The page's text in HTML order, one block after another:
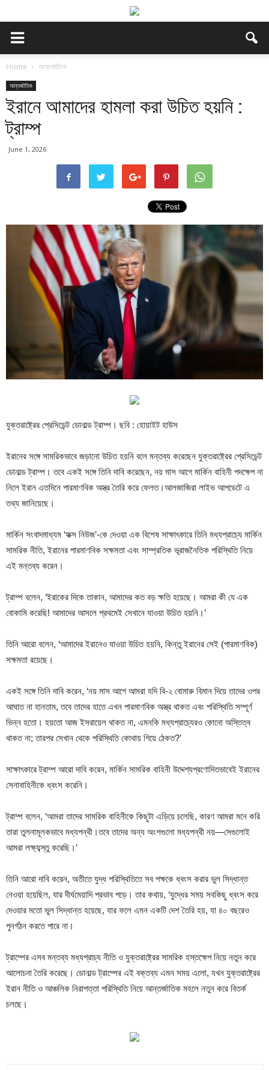
Home আন্তর্জাতিক
আন্তর্জাতিক
ইরানে আমাদের হামলা করা উচিত হয়নি :
ট্রাম্প
June 1, 2026
যুক্তরাষ্ট্রের প্রেসিডেন্ট ডোনাল্ড ট্রাম্প। ছবি : হোয়াইট হাউস
ইরানের সঙ্গে সামরিকভাবে জড়ানো উচিত হয়নি বলে মন্তব্য করেছেন যুক্তরাষ্ট্রের প্রেসিডেন্ট
ডোনাল্ড ট্রাম্প। তবে একই সঙ্গে তিনি দাবি করেছেন, নয় মাস আগে মার্কিন বাহিনী পদক্ষেপ না
নিলে ইরান এতদিনে পারমাণবিক অস্ত্র তৈরি করে ফেলত।আলজাজিরা লাইভ আপডেটে এ
তথ্য জানিয়েছে।
মার্কিন সংবাদমাধ্যম ‘ফক্স নিউজ’-কে দেওয়া এক বিশেষ সাক্ষাৎকারে তিনি মধ্যপ্রাচ্যে মার্কিন
সামরিক নীতি, ইরানের পারমাণবিক সক্ষমতা এবং সাম্প্রতিক ভূরাজনৈতিক পরিস্থিতি নিয়ে
এই মন্তব্য করেন।
ট্রাম্প বলেন, ‘ইরাকের দিকে তাকান, আমাদের কত বড় ক্ষতি হয়েছে। আমরা কী যে এক
বোকামি করেছি! আমাদের আসলে প্রথমেই সেখানে যাওয়া উচিত হয়নি।’
তিনি আরো বলেন, ‘আমাদের ইরানেও যাওয়া উচিত হয়নি, কিন্তু ইরানের সেই (পারমাণবিক)
সক্ষমতা রয়েছে।
একই সঙ্গে তিনি দাবি করেন, ‘নয় মাস আগে আমরা যদি বি-২ বোমারু বিমান দিয়ে তাদের ওপর
আঘাত না হানতাম, তবে তাদের হাতে এখন পারমাণবিক অস্ত্র থাকত এবং পরিস্থিতি সম্পূর্ণ
ভিন্ন হতো। হয়তো আজ ইসরায়েল থাকত না, এমনকি মধ্যপ্রাচ্যেরও কোনো অস্তিত্ব
থাকত না; তারপর সেখান থেকে পরিস্থিতি কোথায় গিয়ে ঠেকত?’
সাক্ষাৎকারে ট্রাম্প আরো দাবি করেন, মার্কিন সামরিক বাহিনী উদ্দেশ্যপ্রণোদিতভাবেই ইরানের
সেনাবাহিনীকে ধ্বংস করেনি।
ট্রাম্প বলেন, ‘আমরা তাদের সামরিক বাহিনীকে কিছুটা এড়িয়ে চলেছি, কারণ আমরা মনে করি
তারা তুলনামূলকভাবে মধ্যপন্থী।তবে তাদের অন্য অংশগুলো মধ্যপন্থী নয়—সেগুলোই
আমরা লক্ষ্যব্স্তু করেছি।’
তিনি আরো দাবি করেন, অতীতে যুদ্ধ পরিস্থিতিতে সব পক্ষকে ধ্বংস করার ভুল সিদ্ধান্ত
নেওয়া হয়েছিল, যার দীর্ঘমেয়াদি প্রভাব পড়ে। তার কথায়, ‘যুদ্ধের সময় সবকিছু ধ্বংস করে
দেওয়ার মতো ভুল সিদ্ধান্ত হয়েছে, যার ফলে এমন একটি দেশ তৈরি হয়, যা ৪০ বছরেও
পুনর্গঠন করতে পারে না।
ট্রাম্পের এসব মন্তব্য মধ্যপ্রাচ্য নীতি ও যুক্তরাষ্ট্রের সামরিক হস্তক্ষেপ নিয়ে নতুন করে
আলোচনা তৈরি করেছে। ডোনাল্ড ট্রাম্পের এই বক্তব্য এমন সময় এলো, যখন যুক্তরাষ্ট্রের
ইরান নীতি ও আঞ্চলিক নিরাপত্তা পরিস্থিতি নিয়ে আন্তর্জাতিক মহলে নতুন করে বিতর্ক
চলছে।